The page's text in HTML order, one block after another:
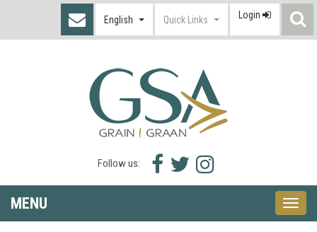
English Quick Links Login
Follow us:
Facebook
icon
Twitter
icon
Instagram
icon
MENU
Toggle